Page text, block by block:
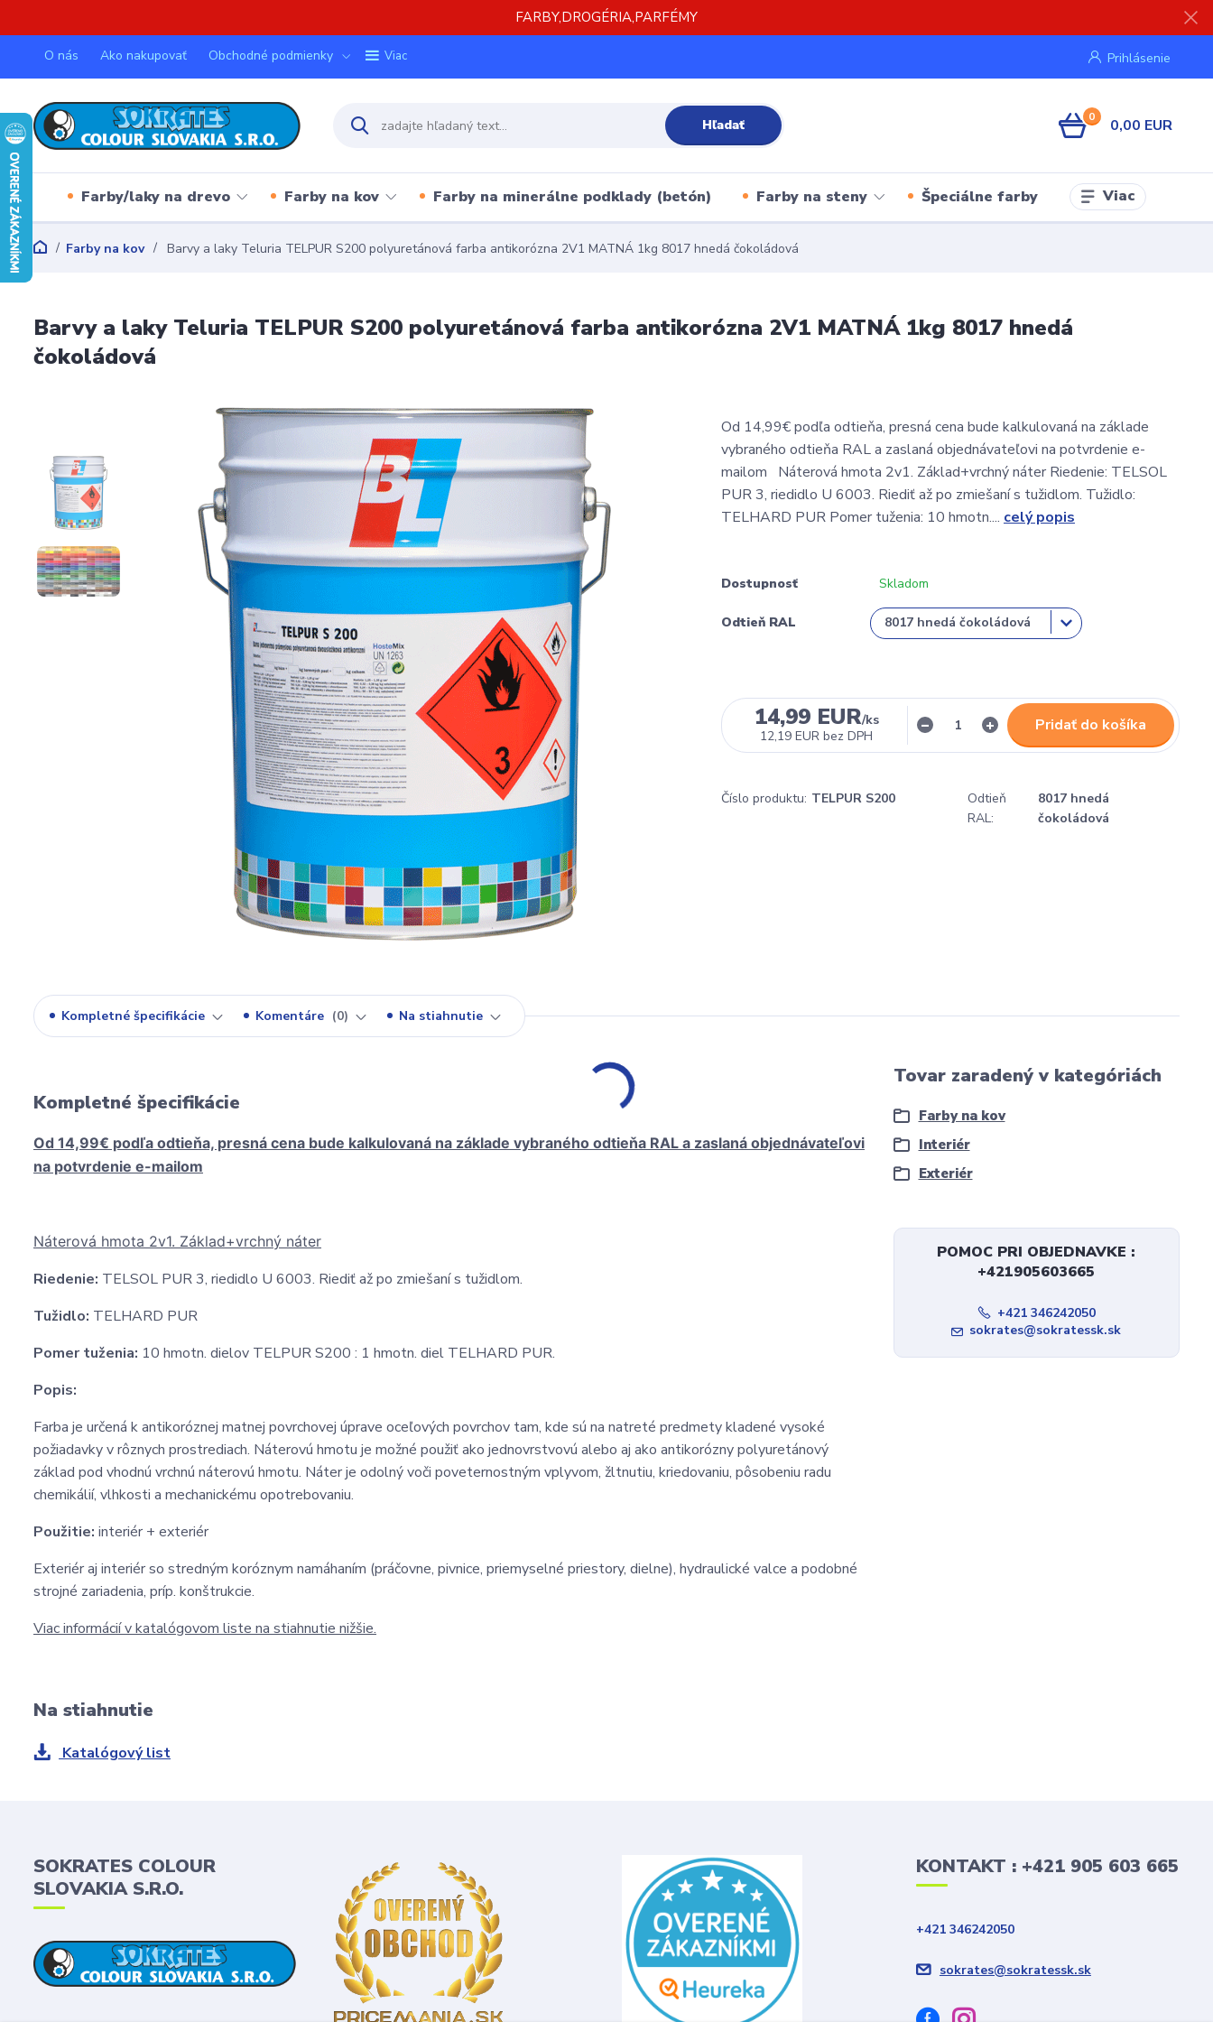
FARBY,DROGÉRIA,PARFÉMY
O nás Ako nakupovať Obchodné podmienky Viac Prihlásenie
Hľadať 0 0,00 EUR
Farby/laky na drevo Farby na kov Farby na minerálne podklady (betón) Farby na steny Špeciálne farby Viac
Farby na kov Barvy a laky Teluria TELPUR S200 polyuretánová farba antikorózna 2V1 MATNÁ 1kg 8017 hnedá čokoládová
Barvy a laky Teluria TELPUR S200 polyuretánová farba antikorózna 2V1 MATNÁ 1kg 8017 hnedá
čokoládová
Od 14,99€ podľa odtieňa, presná cena bude kalkulovaná na základe
vybraného odtieňa RAL a zaslaná objednávateľovi na potvrdenie e-
mailom Náterová hmota 2v1. Základ+vrchný náter Riedenie: TELSOL
PUR 3, riedidlo U 6003. Riediť až po zmiešaní s tužidlom. Tužidlo:
TELHARD PUR Pomer tuženia: 10 hmotn.... celý popis
Dostupnosť Skladom
Odtieň RAL
14,99 EUR/ks
12,19 EUR bez DPH
Pridať do košíka
Číslo produktu: TELPUR S200
Odtieň
RAL:
8017 hnedá
čokoládová
Kompletné špecifikácie Komentáre 0 Na stiahnutie
Kompletné špecifikácie
Od 14,99€ podľa odtieňa, presná cena bude kalkulovaná na základe vybraného odtieňa RAL a zaslaná objednávateľovi
na potvrdenie e-mailom
Náterová hmota 2v1. Základ+vrchný náter
Riedenie: TELSOL PUR 3, riedidlo U 6003. Riediť až po zmiešaní s tužidlom.
Tužidlo: TELHARD PUR
Pomer tuženia: 10 hmotn. dielov TELPUR S200 : 1 hmotn. diel TELHARD PUR.
Popis:
Farba je určená k antikoróznej matnej povrchovej úprave oceľových povrchov tam, kde sú na natreté predmety kladené vysoké
požiadavky v rôznych prostrediach. Náterovú hmotu je možné použiť ako jednovrstvovú alebo aj ako antikorózny polyuretánový
základ pod vhodnú vrchnú náterovú hmotu. Náter je odolný voči poveternostným vplyvom, žltnutiu, kriedovaniu, pôsobeniu radu
chemikálií, vlhkosti a mechanickému opotrebovaniu.
Použitie: interiér + exteriér
Exteriér aj interiér so stredným koróznym namáhaním (práčovne, pivnice, priemyselné priestory, dielne), hydraulické valce a podobné
strojné zariadenia, príp. konštrukcie.
Viac informácií v katalógovom liste na stiahnutie nižšie.
Tovar zaradený v kategóriách
Farby na kov
Interiér
Exteriér
POMOC PRI OBJEDNAVKE :
+421905603665
+421 346242050
sokrates@sokratessk.sk
Na stiahnutie
Katalógový list
SOKRATES COLOUR
SLOVAKIA S.R.O.
KONTAKT : +421 905 603 665
+421 346242050
sokrates@sokratessk.sk